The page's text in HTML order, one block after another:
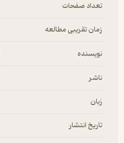
تعداد صفحات
زمان تقریبی مطالعه
نویسنده
ناشر
زبان
تاریخ انتشار